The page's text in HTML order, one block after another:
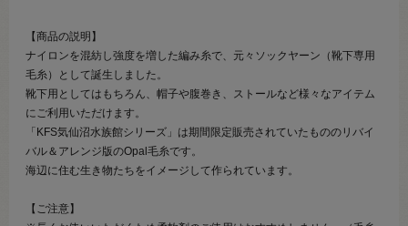
【商品の説明】
ナイロンを混紡し強度を増した編み糸で、元々ソックヤーン（靴下専用
毛糸）として誕生しました。
靴下用としてはもちろん、帽子や腹巻き、ストールなど様々なアイテム
にご利用いただけます。
「KFS気仙沼水族館シリーズ」は期間限定販売されていたもののリバイ
バル＆アレンジ版のOpal毛糸です。
海辺に住む生き物たちをイメージして作られています。
【ご注意】